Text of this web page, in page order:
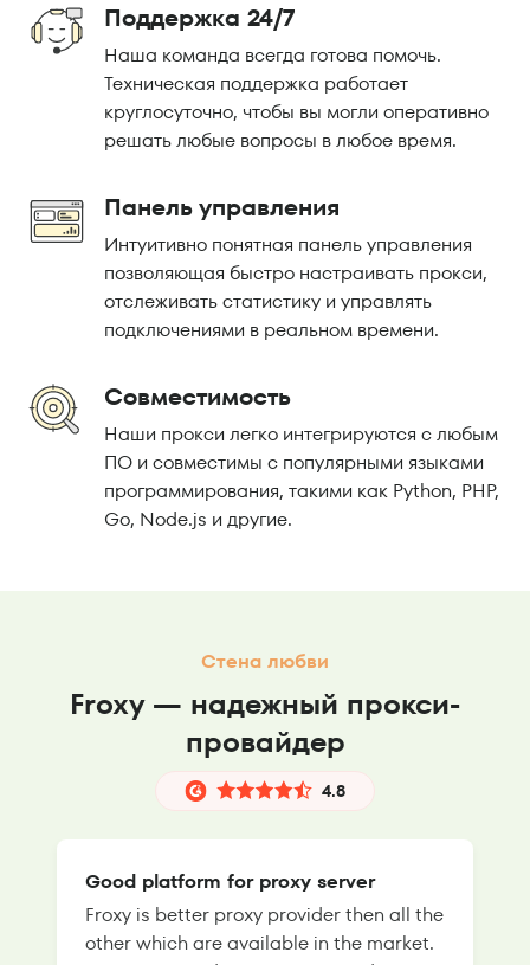
Поддержка 24/7
Наша команда всегда готова помочь.
Техническая поддержка работает
круглосуточно, чтобы вы могли оперативно
решать любые вопросы в любое время.
Панель управления
Интуитивно понятная панель управления
позволяющая быстро настраивать прокси,
отслеживать статистику и управлять
подключениями в реальном времени.
Совместимость
Наши прокси легко интегрируются с любым
ПО и совместимы с популярными языками
программирования, такими как Python, PHP,
Go, Node.js и другие.
Стена любви
Froxy — надежный прокси-
провайдер
4.8
Good platform for proxy server
Froxy is better proxy provider then all the
other which are available in the market.